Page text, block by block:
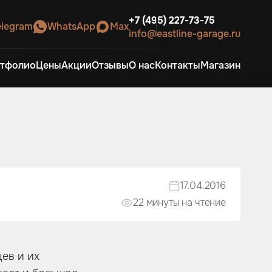
WhatsApp Max+7 (495) 227-73-75
info@eastline-garage.ru
ЦеныАкцииОтзывыО насКонтактыМагазин
17.04.2016
22 минуты на чтение
и их